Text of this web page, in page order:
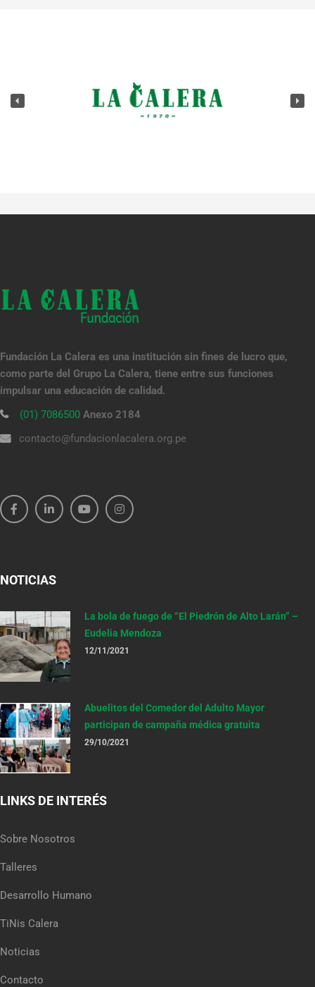
Fundación La Calera es una institución sin fines de lucro que,
como parte del Grupo La Calera, tiene entre sus funciones
impulsar una educación de calidad.
(01) 7086500 Anexo 2184
contacto@fundacionlacalera.org.pe
NOTICIAS
La bola de fuego de “El Piedrón de Alto Larán” –
Eudelia Mendoza
12/11/2021
Abuelitos del Comedor del Adulto Mayor
participan de campaña médica gratuita
29/10/2021
LINKS DE INTERÉS
Sobre Nosotros
Talleres
Desarrollo Humano
TiNis Calera
Noticias
Contacto